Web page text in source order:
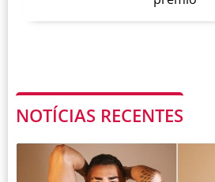
NOTÍCIAS RECENTES